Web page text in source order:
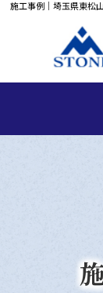
施工事例｜埼玉県東松